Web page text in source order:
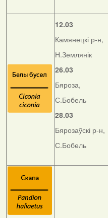
12.03
Камянецкі р-н,
Н.Землянік
26.03
Бяроза,
С.Бобель
28.03
Бярозаўскі р-н,
С.Бобель